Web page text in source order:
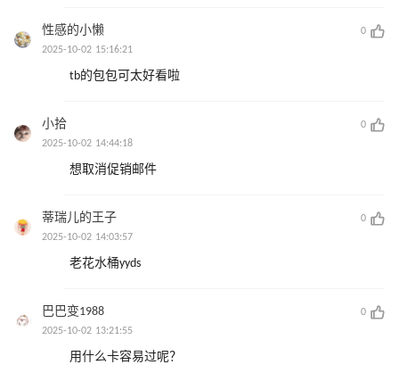
性感的小懒
0
2025-10-02 15:16:21
tb的包包可太好看啦
小拾
0
2025-10-02 14:44:18
想取消促销邮件
蒂瑞儿的王子
0
2025-10-02 14:03:57
老花水桶yyds
巴巴变1988
0
2025-10-02 13:21:55
用什么卡容易过呢？